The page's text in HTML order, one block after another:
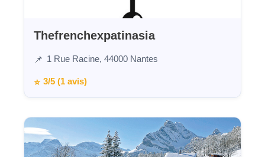
Thefrenchexpatinasia
📌 1 Rue Racine, 44000 Nantes
⭐ 3/5 (1 avis)